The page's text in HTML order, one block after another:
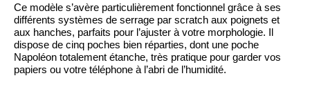
Ce modèle s’avère particulièrement fonctionnel grâce à ses
différents systèmes de serrage par scratch aux poignets et
aux hanches, parfaits pour l’ajuster à votre morphologie. Il
dispose de cinq poches bien réparties, dont une poche
Napoléon totalement étanche, très pratique pour garder vos
papiers ou votre téléphone à l’abri de l’humidité.